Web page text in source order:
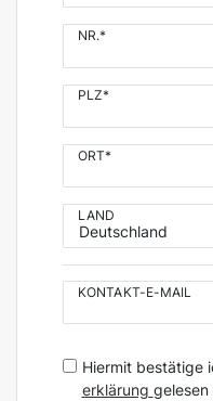
NR.*
PLZ*
ORT*
LAND
KONTAKT-E-MAIL
Hiermit bestätige
erklärung gelesen